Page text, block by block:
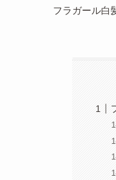
フラガール白